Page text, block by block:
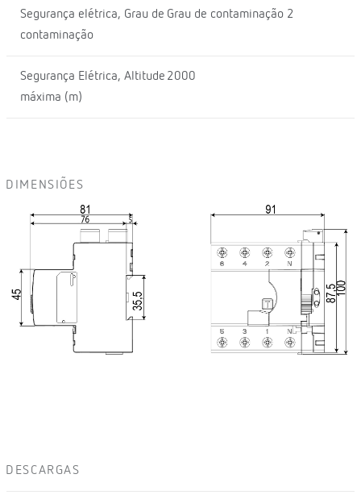
Segurança elétrica, Grau de
contaminação
Grau de contaminação 2
Segurança Elétrica, Altitude
máxima (m)
2000
DIMENSIÕES
DESCARGAS